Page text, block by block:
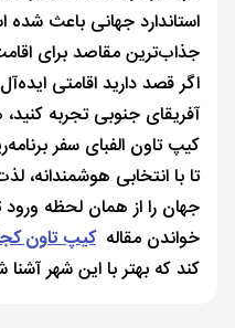
استاندارد جهانی باعث
جذاب‌ترین مقاصد برای
اگر قصد دارید اقامتی
آفریقای جنوبی تجربه
کیپ تاون الفبای سفر
تا با انتخابی هوشمندانه،
جهان را از همان لحظه ورود
خواندن مقاله کیپ تاون
کند که بهتر با این شهر آشنا